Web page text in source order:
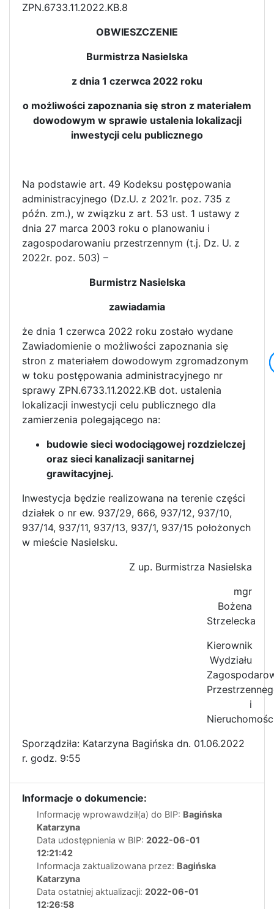
ZPN.6733.11.2022.KB.8
OBWIESZCZENIE
Burmistrza Nasielska
z dnia 1 czerwca 2022 roku
o możliwości zapoznania się stron z materiałem
dowodowym w sprawie ustalenia lokalizacji
inwestycji celu publicznego
Na podstawie art. 49 Kodeksu postępowania
administracyjnego (Dz.U. z 2021r. poz. 735 z
późn. zm.), w związku z art. 53 ust. 1 ustawy z
dnia 27 marca 2003 roku o planowaniu i
zagospodarowaniu przestrzennym (t.j. Dz. U. z
2022r. poz. 503) –
Burmistrz Nasielska
zawiadamia
że dnia 1 czerwca 2022 roku zostało wydane
Zawiadomienie o możliwości zapoznania się
stron z materiałem dowodowym zgromadzonym
w toku postępowania administracyjnego nr
sprawy ZPN.6733.11.2022.KB dot. ustalenia
lokalizacji inwestycji celu publicznego dla
zamierzenia polegającego na:
budowie sieci wodociągowej rozdzielczej
oraz sieci kanalizacji sanitarnej
grawitacyjnej.
Inwestycja będzie realizowana na terenie części
działek o nr ew. 937/29, 666, 937/12, 937/10,
937/14, 937/11, 937/13, 937/1, 937/15 położonych
w mieście Nasielsku.
Z up. Burmistrza Nasielska
mgr
Bożena
Strzelecka
Kierownik
Wydziału
i
Sporządziła: Katarzyna Bagińska dn. 01.06.2022
r. godz. 9:55
Informacje o dokumencie:
Informację wprowawdził(a) do BIP: Bagińska
Katarzyna
Data udostępnienia w BIP: 2022-06-01
12:21:42
Informacja zaktualizowana przez: Bagińska
Katarzyna
Data ostatniej aktualizacji: 2022-06-01
12:26:58